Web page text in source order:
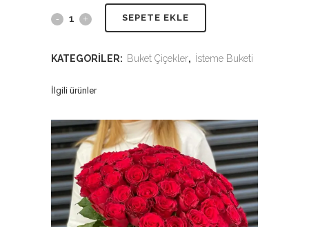
SEPETE EKLE
KATEGORILER: Buket Çiçekler, İsteme Buketi
İlgili ürünler